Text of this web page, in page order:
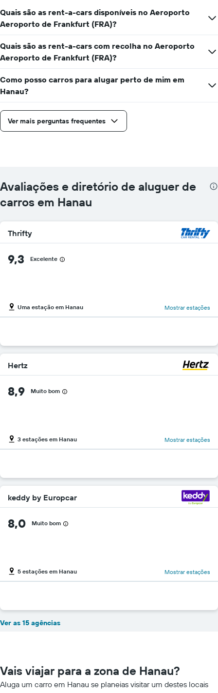
Quais são as rent-a-cars disponíveis no Aeroporto
Aeroporto de Frankfurt (FRA)?
Quais são as rent-a-cars com recolha no Aeroporto
Aeroporto de Frankfurt (FRA)?
Como posso carros para alugar perto de mim em
Hanau?
Ver mais perguntas frequentes
Avaliações e diretório de aluguer de
carros em Hanau
Thrifty
9,3 Excelente
Uma estação em Hanau Mostrar estações
Hertz
8,9 Muito bom
3 estações em Hanau Mostrar estações
keddy by Europcar
8,0 Muito bom
5 estações em Hanau Mostrar estações
Ver as 15 agências
Vais viajar para a zona de Hanau?
Aluga um carro em Hanau se planeias visitar um destes locais